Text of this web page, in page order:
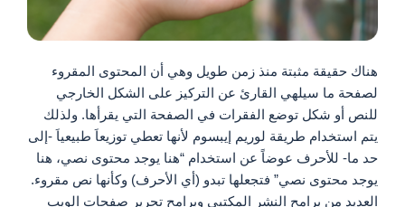
هناك حقيقة مثبتة منذ زمن طويل وهي أن المحتوى المقروء
لصفحة ما سيلهي القارئ عن التركيز على الشكل الخارجي
للنص أو شكل توضع الفقرات في الصفحة التي يقرأها. ولذلك
يتم استخدام طريقة لوريم إيبسوم لأنها تعطي توزيعاَ طبيعياَ -إلى
حد ما- للأحرف عوضاً عن استخدام “هنا يوجد محتوى نصي، هنا
يوجد محتوى نصي” فتجعلها تبدو (أي الأحرف) وكأنها نص مقروء.
العديد من برامح النشر المكتبي وبرامح تحرير صفحات الويب